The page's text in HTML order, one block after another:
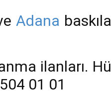
Adana
ilanları.
01 01